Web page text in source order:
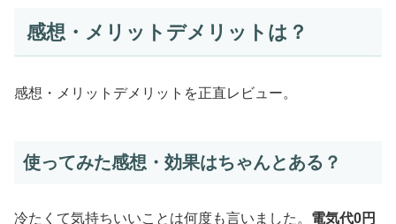
感想・メリットデメリットは？
感想・メリットデメリットを正直レビュー。
使ってみた感想・効果はちゃんとある？
冷たくて気持ちいいことは何度も言いました。 電気代0円